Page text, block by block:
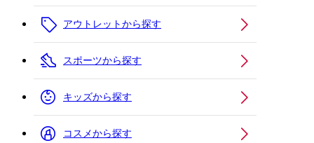
アウトレットから探す
スポーツから探す
キッズから探す
コスメから探す